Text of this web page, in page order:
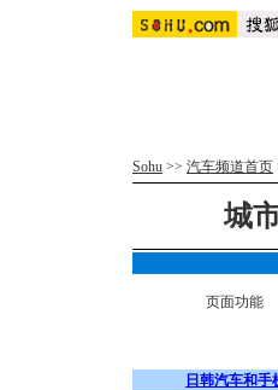
Sohu >> 汽车频道首页
城
页面功能
日韩汽车和手